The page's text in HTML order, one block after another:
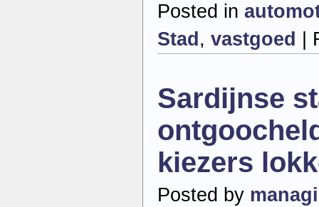
Posted in
Stad , vastgoed
Sardijnse
kiezers
Posted by